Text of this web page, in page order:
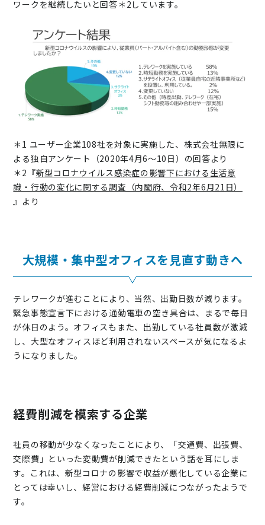
ワークを継続したいと回答＊2しています。
＊1 ユーザー企業108社を対象に実施した、株式会社無限に
よる独自アンケート（2020年4月6～10日）の回答より
＊2『新型コロナウイルス感染症の影響下における生活意
識・行動の変化に関する調査（内閣府、令和2年6月21日）
』より
大規模・集中型オフィスを見直す動きへ
テレワークが進むことにより、当然、出勤日数が減ります。
緊急事態宣言下における通勤電車の空き具合は、まるで毎日
が休日のよう。オフィスもまた、出勤している社員数が激減
し、大型なオフィスほど利用されないスペースが気になるよ
うになりました。
経費削減を模索する企業
社員の移動が少なくなったことにより、「交通費、出張費、
交際費」といった変動費が削減できたという話を耳にしま
す。これは、新型コロナの影響で収益が悪化している企業に
とっては幸いし、経営における経費削減につながったようで
す。